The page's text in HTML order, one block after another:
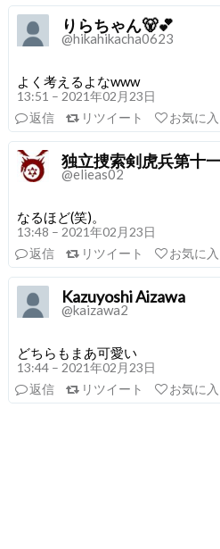
りらちゃん🐻💕
@hikahikacha0623
よく考えるよなwww
13:51 – 2021年02月23日
返信
リツイート お気に入
独立捜索剣虎兵第十
@elieas02
なるほど(笑)。
13:48 – 2021年02月23日
返信
リツイート お気に入
Kazuyoshi Aizawa
@kaizawa2
どちらもまあ可愛い
13:44 – 2021年02月23日
返信
リツイート お気に入